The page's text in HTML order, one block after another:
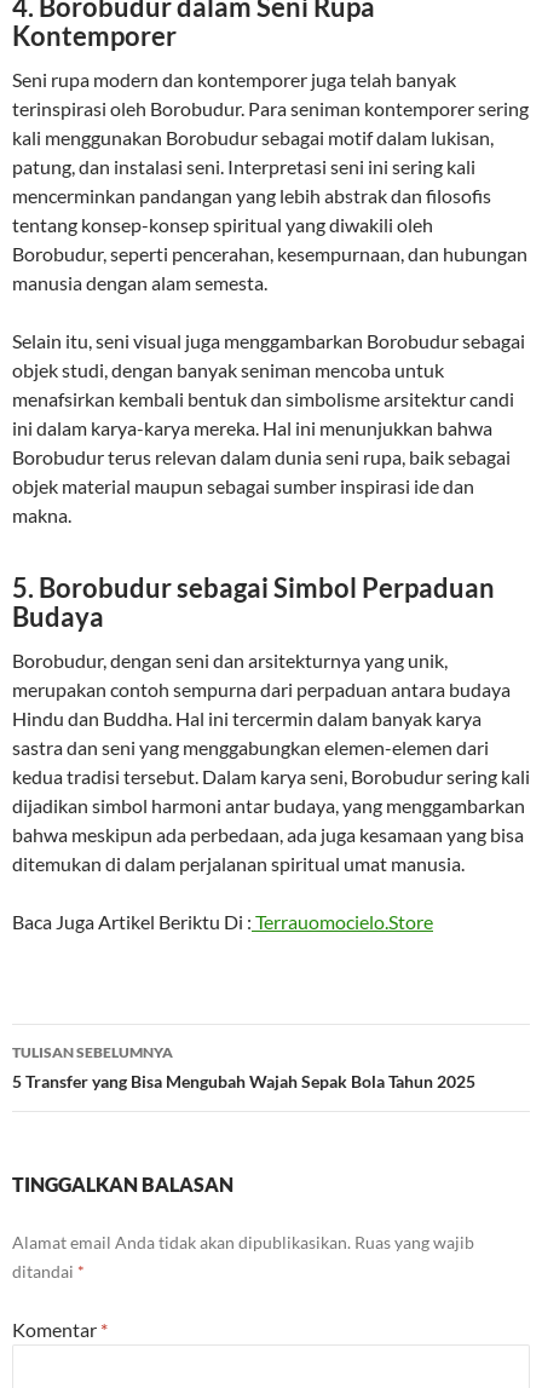
4. Borobudur dalam Seni Rupa
Kontemporer
Seni rupa modern dan kontemporer juga telah banyak
terinspirasi oleh Borobudur. Para seniman kontemporer sering
kali menggunakan Borobudur sebagai motif dalam lukisan,
patung, dan instalasi seni. Interpretasi seni ini sering kali
mencerminkan pandangan yang lebih abstrak dan filosofis
tentang konsep-konsep spiritual yang diwakili oleh
Borobudur, seperti pencerahan, kesempurnaan, dan hubungan
manusia dengan alam semesta.
Selain itu, seni visual juga menggambarkan Borobudur sebagai
objek studi, dengan banyak seniman mencoba untuk
menafsirkan kembali bentuk dan simbolisme arsitektur candi
ini dalam karya-karya mereka. Hal ini menunjukkan bahwa
Borobudur terus relevan dalam dunia seni rupa, baik sebagai
objek material maupun sebagai sumber inspirasi ide dan
makna.
5. Borobudur sebagai Simbol Perpaduan
Budaya
Borobudur, dengan seni dan arsitekturnya yang unik,
merupakan contoh sempurna dari perpaduan antara budaya
Hindu dan Buddha. Hal ini tercermin dalam banyak karya
sastra dan seni yang menggabungkan elemen-elemen dari
kedua tradisi tersebut. Dalam karya seni, Borobudur sering kali
dijadikan simbol harmoni antar budaya, yang menggambarkan
bahwa meskipun ada perbedaan, ada juga kesamaan yang bisa
ditemukan di dalam perjalanan spiritual umat manusia.
Baca Juga Artikel Beriktu Di : Terrauomocielo.Store
Navigasi
Tulisan
TULISAN SEBELUMNYA
5 Transfer yang Bisa Mengubah Wajah Sepak Bola Tahun 2025
TINGGALKAN BALASAN
Alamat email Anda tidak akan dipublikasikan. Ruas yang wajib
ditandai *
Komentar *